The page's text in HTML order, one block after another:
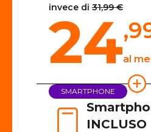
invece di 31,99 €
24al
SMARTPHONE
INCLUSO